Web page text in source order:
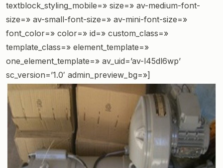
textblock_styling_mobile=» size=» av-medium-font-
size=» av-small-font-size=» av-mini-font-size=»
font_color=» color=» id=» custom_class=»
template_class=» element_template=»
one_element_template=» av_uid=’av-l45dl6wp’
sc_version=’1.0′ admin_preview_bg=»]